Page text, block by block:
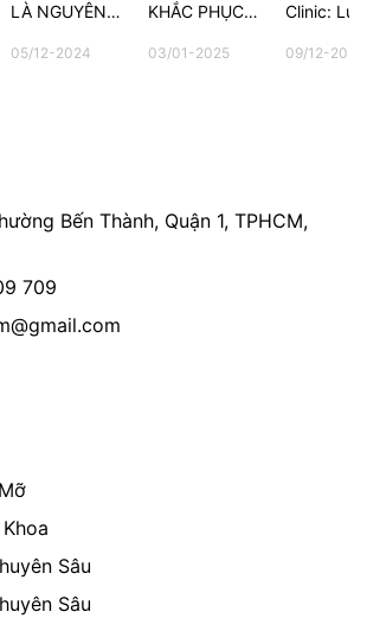
LÀ NGUYÊN
GÂY NÊN
05/12-2024
KHẮC PHỤC
NÀO?
03/01-2025
Clinic: Lựa
kiều bào
09/12-2025
Bến Thành, Quận 1, TPHCM,
709
Sâu
Sâu